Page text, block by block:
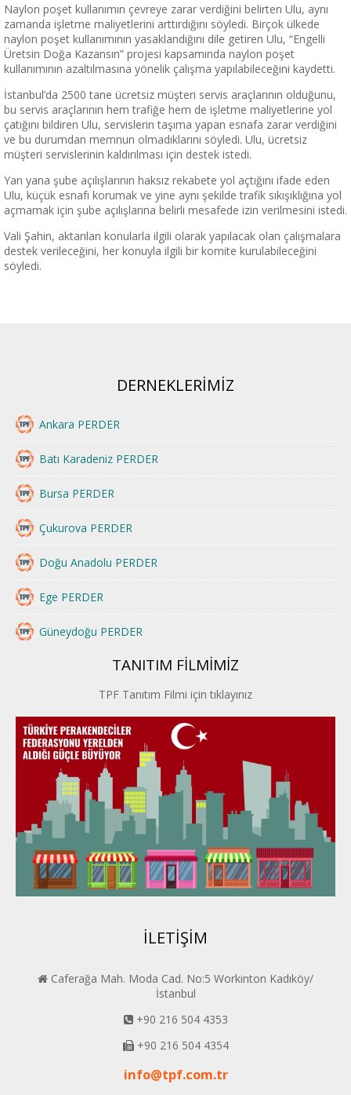
Naylon poşet kullanımın çevreye zarar verdiğini belirten Ulu, aynı
zamanda işletme maliyetlerini arttırdığını söyledi. Birçok ülkede
naylon poşet kullanımının yasaklandığını dile getiren Ulu, “Engelli
Üretsin Doğa Kazansın” projesi kapsamında naylon poşet
kullanımının azaltılmasına yönelik çalışma yapılabileceğini kaydetti.
İstanbul’da 2500 tane ücretsiz müşteri servis araçlarının olduğunu,
bu servis araçlarının hem trafiğe hem de işletme maliyetlerine yol
çatığını bildiren Ulu, servislerin taşıma yapan esnafa zarar verdiğini
ve bu durumdan memnun olmadıklarını söyledi. Ulu, ücretsiz
müşteri servislerinin kaldırılması için destek istedi.
Yan yana şube açılışlarının haksız rekabete yol açtığını ifade eden
Ulu, küçük esnafı korumak ve yine aynı şekilde trafik sıkışıklığına yol
açmamak için şube açılışlarına belirli mesafede izin verilmesini istedi.
Vali Şahin, aktarılan konularla ilgili olarak yapılacak olan çalışmalara
destek verileceğini, her konuyla ilgili bir komite kurulabileceğini
söyledi.
DERNEKLERİMİZ
Ankara PERDER
Batı Karadeniz PERDER
Bursa PERDER
Çukurova PERDER
Doğu Anadolu PERDER
Ege PERDER
Güneydoğu PERDER
İstanbul PERDER
İpek Yolu PERDER
Kayseri PERDER
Karadeniz Perder
Konya PERDER
Van PERDER
BEYPER
TANITIM FİLMİMİZ
TPF Tanıtım Filmi için tıklayınız
İLETİŞİM
Caferağa Mah. Moda Cad. No:5 Workinton Kadıköy/
İstanbul
+90 216 504 4353
+90 216 504 4354
info@tpf.com.tr